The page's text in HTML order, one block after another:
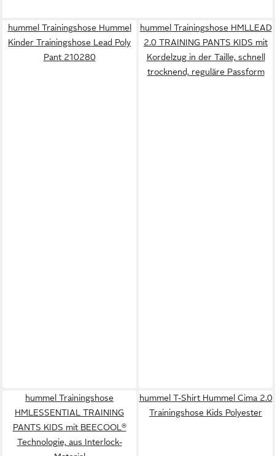
hummel Trainingshose Hummel
Kinder Trainingshose Lead Poly
Pant 210280
hummel Trainingshose HMLLEAD
2.0 TRAINING PANTS KIDS mit
Kordelzug in der Taille, schnell
trocknend, reguläre Passform
hummel Trainingshose
HMLESSENTIAL TRAINING
PANTS KIDS mit BEECOOL®
Technologie, aus Interlock-
hummel T-Shirt Hummel Cima 2.0
Trainingshose Kids Polyester